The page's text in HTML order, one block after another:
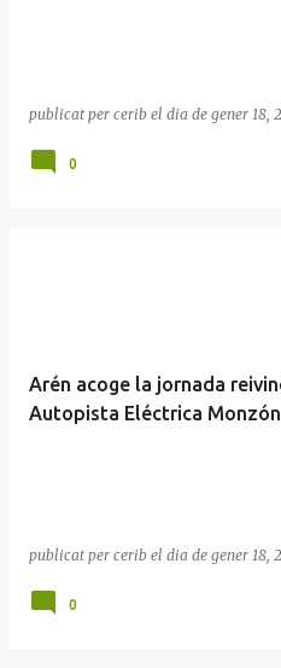
publicat per cerib el dia de gener 18,
0
Arén acoge la jornada
Autopista Eléctrica
publicat per cerib el dia de gener 18,
0